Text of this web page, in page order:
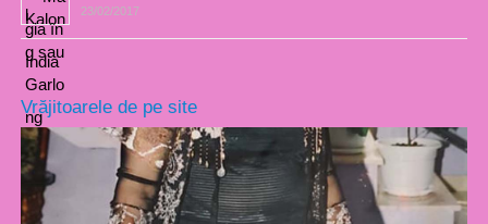
23/02/2017
Vrăjitoarele de pe site